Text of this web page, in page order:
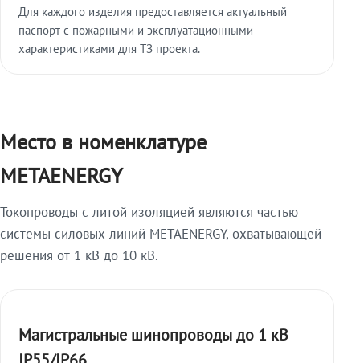
Для каждого изделия предоставляется актуальный
паспорт с пожарными и эксплуатационными
характеристиками для ТЗ проекта.
Место в номенклатуре
METAENERGY
Токопроводы с литой изоляцией являются частью
системы силовых линий METAENERGY, охватывающей
решения от 1 кВ до 10 кВ.
Магистральные шинопроводы до 1 кВ